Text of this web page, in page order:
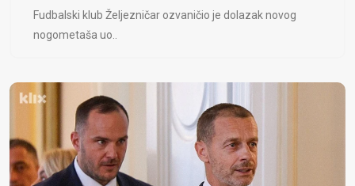
Fudbalski klub Željezničar ozvaničio je dolazak novog
nogometaša uo..